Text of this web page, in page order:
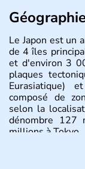
Le Japon est un
de 4 îles
et d'environ 3
plaques
Eurasiatique)
composé de
selon la
dénombre 127
millions à Tokyo.